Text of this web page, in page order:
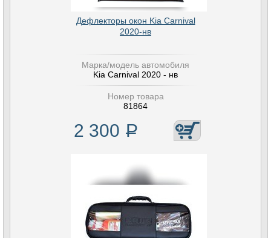
Дефлекторы окон Kia Carnival
2020-нв
Марка/модель автомобиля
Kia Carnival 2020 - нв
Номер товара
81864
2 300 Р